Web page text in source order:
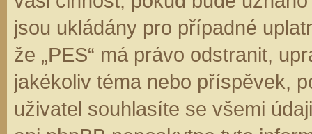
jsou ukládány pro případné
že „PES“ má právo odstranit,
jakékoliv téma nebo příspěvek,
uživatel souhlasíte se všemi